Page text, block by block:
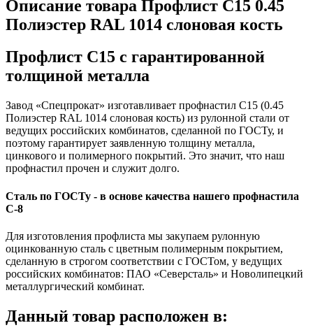
Описание товара Профлист С15 0.45
Полиэстер RAL 1014 слоновая кость
Профлист С15 с гарантированной
толщиной металла
Завод «Спецпрокат» изготавливает профнастил С15 (0.45
Полиэстер RAL 1014 слоновая кость) из рулонной стали от
ведущих российских комбинатов, сделанной по ГОСТу, и
поэтому гарантирует заявленную толщину металла,
цинкового и полимерного покрытий. Это значит, что наш
профнастил прочен и служит долго.
Сталь по ГОСТу - в основе качества нашего профнастила
C-8
Для изготовления профлиста мы закупаем рулонную
оцинкованную сталь с цветным полимерным покрытием,
сделанную в строгом соответствии с ГОСТом, у ведущих
российских комбинатов: ПАО «Северсталь» и Новолипецкий
металлургический комбинат.
Данный товар расположен в: